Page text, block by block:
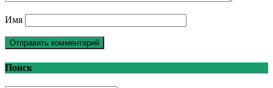
Имя
Поиск